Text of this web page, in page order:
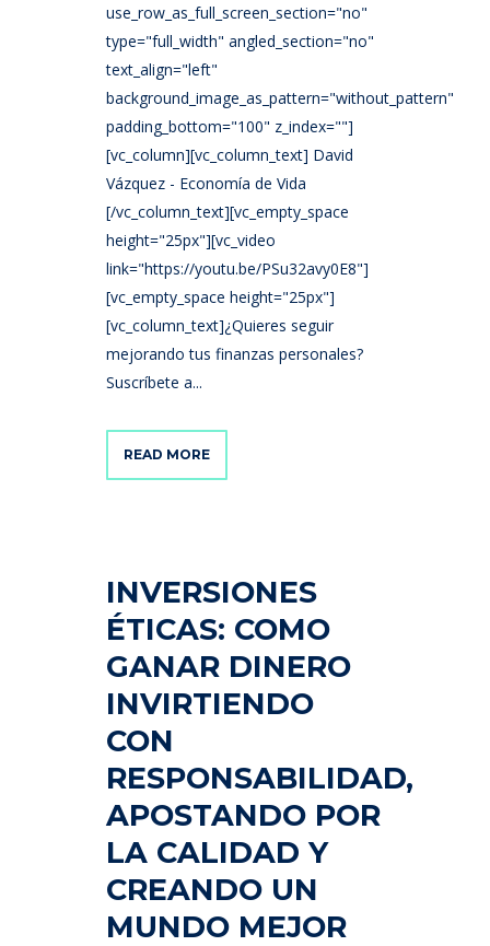
use_row_as_full_screen_section="no"
type="full_width" angled_section="no"
text_align="left"
background_image_as_pattern="without_pattern"
padding_bottom="100" z_index=""]
[vc_column][vc_column_text] David
Vázquez - Economía de Vida
[/vc_column_text][vc_empty_space
height="25px"][vc_video
link="https://youtu.be/PSu32avy0E8"]
[vc_empty_space height="25px"]
[vc_column_text]¿Quieres seguir
mejorando tus finanzas personales?
Suscríbete a...
READ MORE
INVERSIONES
ÉTICAS: COMO
GANAR DINERO
INVIRTIENDO
CON
RESPONSABILIDAD,
APOSTANDO POR
LA CALIDAD Y
CREANDO UN
MUNDO MEJOR